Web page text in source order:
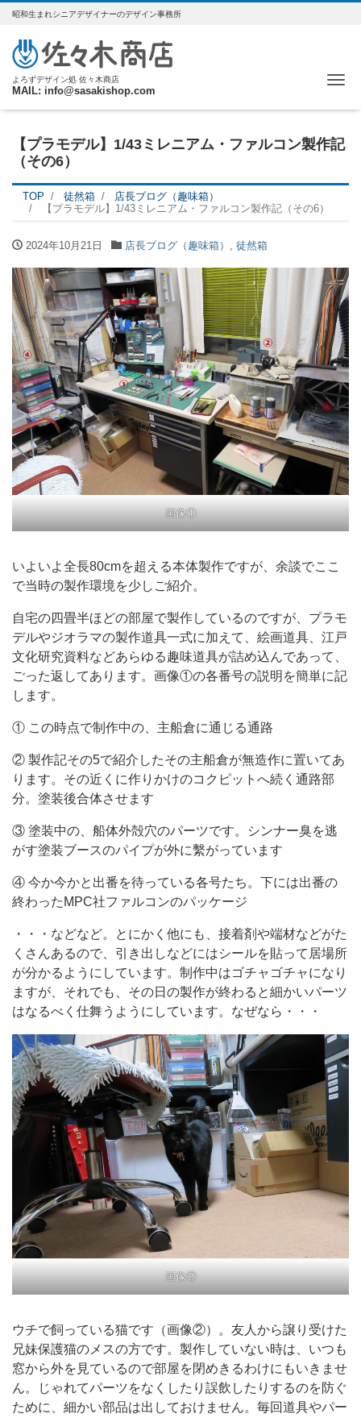
昭和生まれシニアデザイナーのデザイン事務所
よろずデザイン処 佐々木商店
MAIL: info@sasakishop.com
【プラモデル】1/43ミレニアム・ファルコン製作記
（その6）
TOP 徒然箱
店長ブログ（趣味箱）
【プラモデル】1/43ミレニアム・ファルコン製作記（その6）
2024年10月21日 店長ブログ（趣味箱） 徒然箱
画像①
いよいよ全長80cmを超える本体製作ですが、余談でここ
で当時の製作環境を少しご紹介。
自宅の四畳半ほどの部屋で製作しているのですが、プラモ
デルやジオラマの製作道具一式に加えて、絵画道具、江戸
文化研究資料などあらゆる趣味道具が詰め込んであって、
ごった返してあります。画像①の各番号の説明を簡単に記
します。
① この時点で制作中の、主船倉に通じる通路
② 製作記その5で紹介したその主船倉が無造作に置いてあ
ります。その近くに作りかけのコクピットへ続く通路部
分。塗装後合体させます
③ 塗装中の、船体外殻穴のパーツです。シンナー臭を逃
がす塗装ブースのパイプが外に繫がっています
④ 今か今かと出番を待っている各号たち。下には出番の
終わったMPC社ファルコンのパッケージ
・・・などなど。とにかく他にも、接着剤や端材などがた
くさんあるので、引き出しなどにはシールを貼って居場所
が分かるようにしています。制作中はゴチャゴチャになり
ますが、それでも、その日の製作が終わると細かいパーツ
はなるべく仕舞うようにしています。なぜなら・・・
画像②
ウチで飼っている猫です（画像②）。友人から譲り受けた
兄妹保護猫のメスの方です。製作していない時は、いつも
窓から外を見ているので部屋を閉めきるわけにもいきませ
ん。じゃれてパーツをなくしたり誤飲したりするのを防ぐ
ために、細かい部品は出しておけません。毎回道具やパー